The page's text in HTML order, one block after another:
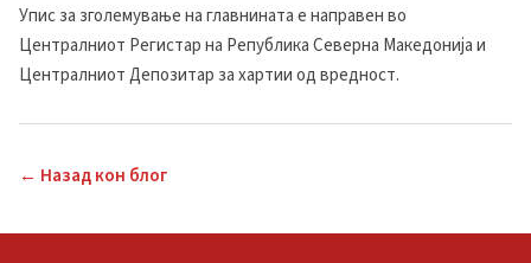
Упис за зголемување на главнината е направен во
Централниот Регистар на Република Северна Македонија и
Централниот Депозитар за хартии од вредност.
← Назад кон блог